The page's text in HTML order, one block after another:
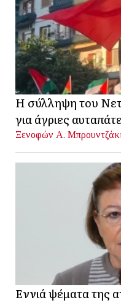
Η σύλληψη του
για άγριες
Ξενοφών Α.
Εννιά ψέματα της